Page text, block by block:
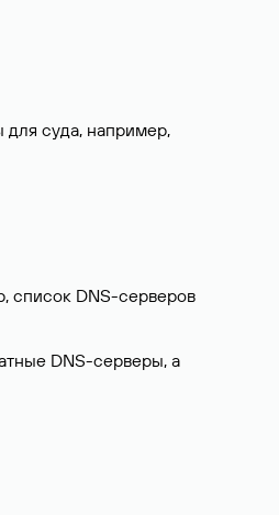
суда, например,
список DNS-серверов
DNS-серверы, а